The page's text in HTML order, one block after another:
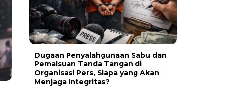
Dugaan Penyalahgunaan Sabu dan
Pemalsuan Tanda Tangan di
Organisasi Pers, Siapa yang Akan
Menjaga Integritas?